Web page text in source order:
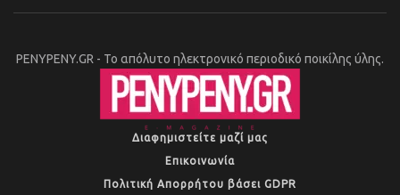
PENYPENY.GR - Το απόλυτο ηλεκτρονικό περιοδικό ποικίλης ύλης.
Διαφημιστείτε μαζί μας
Επικοινωνία
Πολιτική Απορρήτου βάσει GDPR